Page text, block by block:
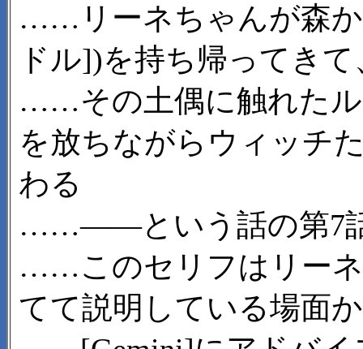
……リーネちゃんが森か
ドル])を持ち帰ってきて
……その土偶に触れた
を放ちながらウィッチ
わる
……――という話の第7
……このセリフはリー
てて説明している場面